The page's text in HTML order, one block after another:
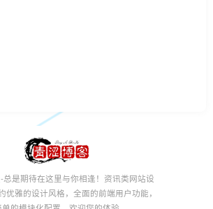
总是期待在这里与你相逢！资讯类网站设
优雅的设计风格，全面的前端用户功能，